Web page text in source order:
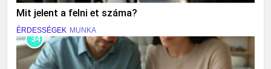
Mit jelent a felni et száma?
ÉRDESSÉGEK MUNKA
34